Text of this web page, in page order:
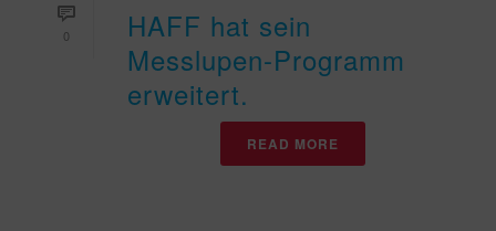
0
HAFF hat sein
Messlupen-Programm
erweitert.
READ MORE